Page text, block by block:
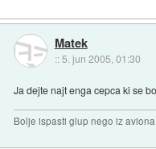
Matek
:: 5. jun 2005, 01:30
Ja dejte najt enga cepca ki se
Bolje ispasti glup nego iz aviona.